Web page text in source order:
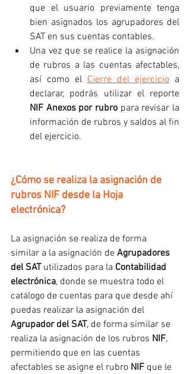
que el usuario previamente tenga
bien asignados los agrupadores del
SAT en sus cuentas contables.
Una vez que se realice la asignación
de rubros a las cuentas afectables,
así como el Cierre del ejercicio a
NIF Anexos por rubro para revisar la
información de rubros y saldos al fin
del ejercicio.
¿Cómo se realiza la asignación de
rubros NIF desde la Hoja
electrónica?
La asignación se realiza de forma
similar a la asignación de Agrupadores
del SAT utilizados para la Contabilidad
electrónica, donde se muestra todo el
catálogo de cuentas para que desde ahí
puedas realizar la asignación del
Agrupador del SAT, de forma similar se
realiza la asignación de los rubros NIF,
permitiendo que en las cuentas
afectables se asigne el rubro NIF que le